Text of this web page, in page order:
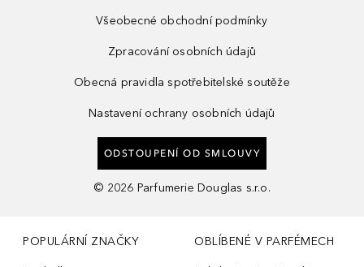
Všeobecné obchodní podmínky
Zpracování osobních údajů
Obecná pravidla spotřebitelské soutěže
Nastavení ochrany osobních údajů
ODSTOUPENÍ OD SMLOUVY
© 2026 Parfumerie Douglas s.r.o.
POPULÁRNÍ ZNAČKY OBLÍBENÉ V PARFÉMECH